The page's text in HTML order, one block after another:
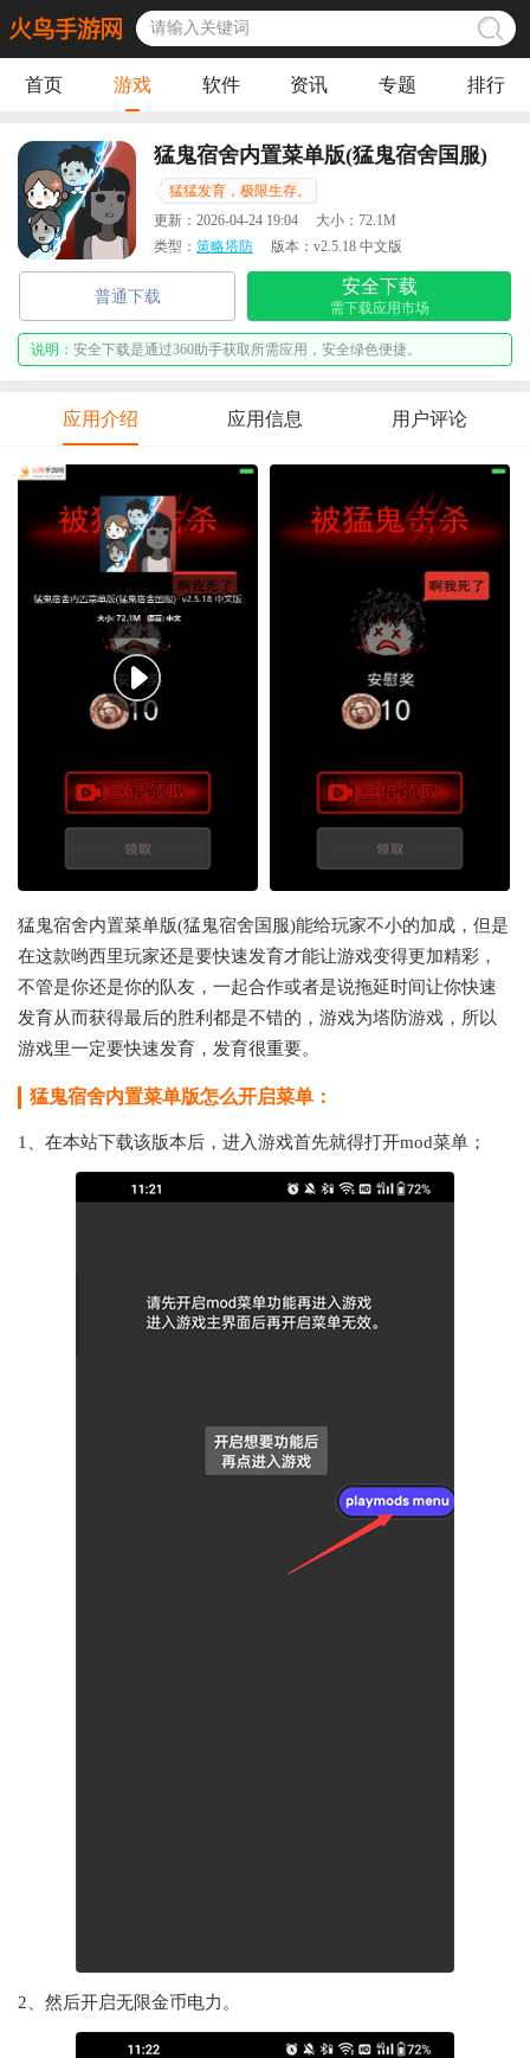
首页 游戏 软件 资讯 专题 排行
猛鬼宿舍内置菜单版(猛鬼宿舍国服)
猛猛发育，极限生存。
更新： 2026-04-24 19:04 大小： 72.1M
类型： 策略塔防 版本： v2.5.18 中文版
普通下载
安全下载
需下载应用市场
说明： 安全下载是通过360助手获取所需应用，安全绿色便捷。
应用介绍 应用信息 用户评论
猛鬼宿舍内置菜单版(猛鬼宿舍国服)能给玩家不小的加成，但是
在这款哟西里玩家还是要快速发育才能让游戏变得更加精彩，
不管是你还是你的队友，一起合作或者是说拖延时间让你快速
发育从而获得最后的胜利都是不错的，游戏为塔防游戏，所以
游戏里一定要快速发育，发育很重要。
猛鬼宿舍内置菜单版怎么开启菜单：
1、在本站下载该版本后，进入游戏首先就得打开mod菜单；
2、然后开启无限金币电力。